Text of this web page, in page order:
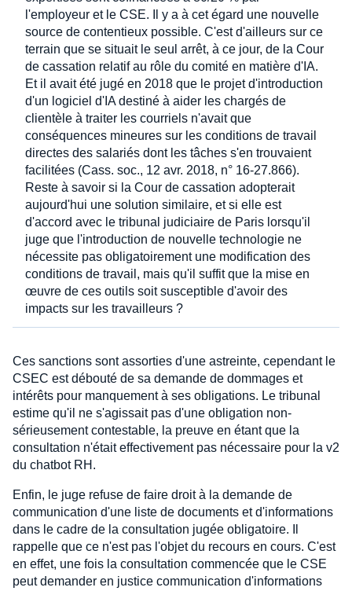
l'employeur et le CSE. Il y a à cet égard une nouvelle
source de contentieux possible. C'est d'ailleurs sur ce
terrain que se situait le seul arrêt, à ce jour, de la Cour
de cassation relatif au rôle du comité en matière d'IA.
Et il avait été jugé en 2018 que le projet d'introduction
d'un logiciel d'IA destiné à aider les chargés de
clientèle à traiter les courriels n'avait que
conséquences mineures sur les conditions de travail
directes des salariés dont les tâches s'en trouvaient
facilitées (Cass. soc., 12 avr. 2018, n° 16-27.866).
Reste à savoir si la Cour de cassation adopterait
aujourd'hui une solution similaire, et si elle est
d'accord avec le tribunal judiciaire de Paris lorsqu'il
juge que l'introduction de nouvelle technologie ne
nécessite pas obligatoirement une modification des
conditions de travail, mais qu'il suffit que la mise en
œuvre de ces outils soit susceptible d'avoir des
impacts sur les travailleurs ?
Ces sanctions sont assorties d'une astreinte, cependant le
CSEC est débouté de sa demande de dommages et
intérêts pour manquement à ses obligations. Le tribunal
estime qu'il ne s'agissait pas d'une obligation non-
sérieusement contestable, la preuve en étant que la
consultation n'était effectivement pas nécessaire pour la v2
du chatbot RH.
Enfin, le juge refuse de faire droit à la demande de
communication d'une liste de documents et d'informations
dans le cadre de la consultation jugée obligatoire. Il
rappelle que ce n'est pas l'objet du recours en cours. C'est
en effet, une fois la consultation commencée que le CSE
peut demander en justice communication d'informations